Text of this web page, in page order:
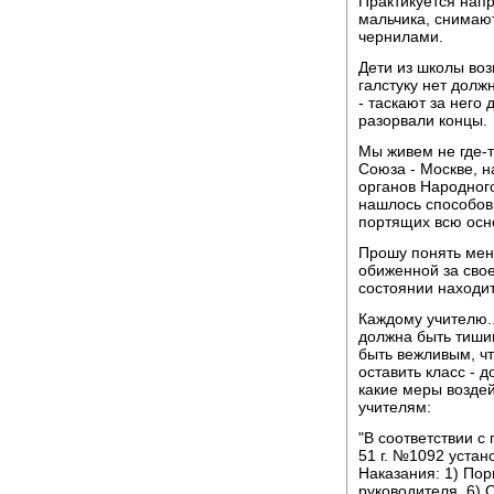
мальчика,
чернилами.
Дети из школы
галстуку нет
- таскают за него
разорвали концы.
Мы живем не где-
Союза - Москве,
органов
нашлось
портящих всю
Прошу понять
обиженной за
состоянии
Каждому
должна быть
быть вежливым,
оставить класс -
какие меры
учителям:
"В соответствии
51 г. №1092
Наказания: 1)
руководителя, 6)